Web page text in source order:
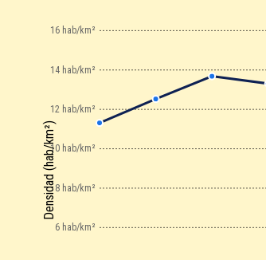
6 hab/km²
8 hab/km²
10 hab/km²
12 hab/km²
14 hab/km²
16 hab/km²
Densidad (hab/km²)